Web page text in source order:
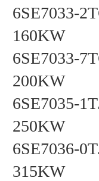
6SE7033-
160KW
6SE7033-
200KW
6SE7035-
250KW
6SE7036-
315KW